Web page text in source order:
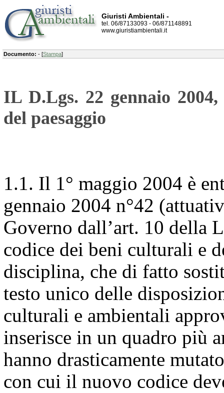
Giuristi Ambientali -
tel. 06/87133093 - 06/871148891
www.giuristiambientali.it
Documento: - [Stampa]
IL D.Lgs. 22 gennaio
del paesaggio
1.1. Il 1° maggio 2004 è
gennaio 2004 n°42
Governo dall’art. 10 della
codice dei beni culturali e
disciplina, che di fatto
testo unico delle
culturali e ambientali
inserisce in un quadro più
hanno drasticamente
con cui il nuovo codice